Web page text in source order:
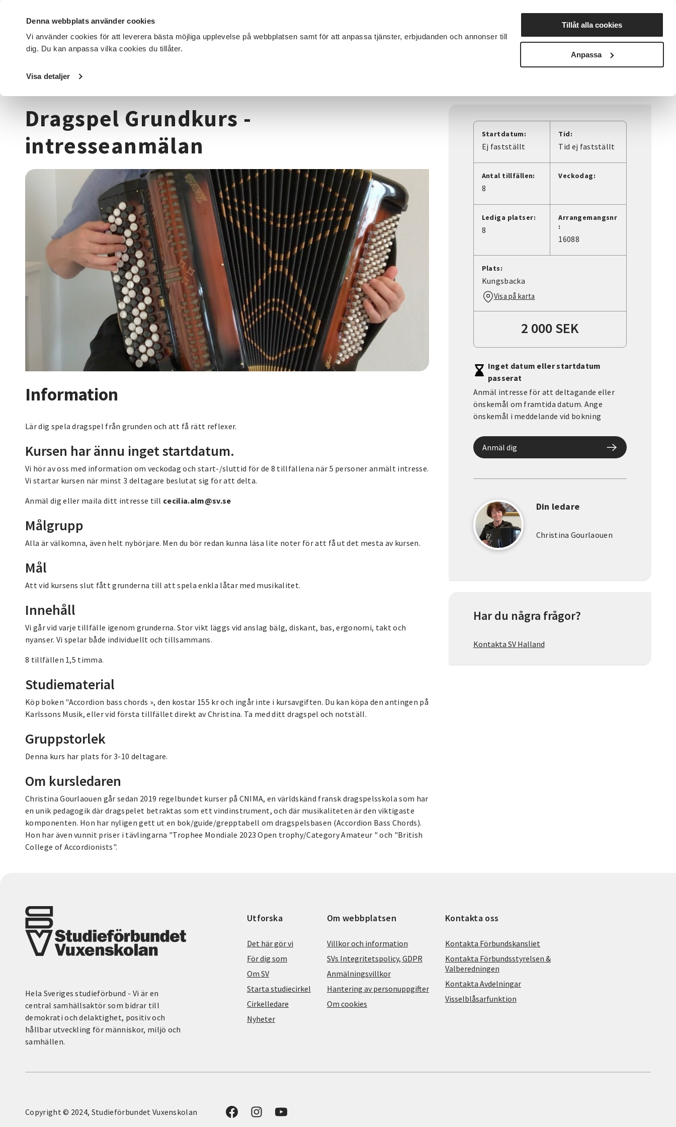
Denna webbplats använder cookies
Vi använder cookies för att leverera bästa möjliga upplevelse på webbplatsen samt för att anpassa tjänster, erbjudanden och annonser till
dig. Du kan anpassa vilka cookies du tillåter.
Visa detaljer
Tillåt alla cookies
Anpassa
DET HÄR GÖR VI FÖR DIG SOM SÖK KURSER OCH EVENEMANG Nyheter Avdelningar
Startsida / Kurser och evenemang
Dragspel Grundkurs -
intresseanmälan
Information
Lär dig spela dragspel från grunden och att få rätt reflexer.
Kursen har ännu inget startdatum.
Vi hör av oss med information om veckodag och start-/sluttid för de 8 tillfällena när 5 personer anmält intresse.
Vi startar kursen när minst 3 deltagare beslutat sig för att delta.
Anmäl dig eller maila ditt intresse till cecilia.alm@sv.se
Målgrupp
Alla är välkomna, även helt nybörjare. Men du bör redan kunna läsa lite noter för att få ut det mesta av kursen.
Mål
Att vid kursens slut fått grunderna till att spela enkla låtar med musikalitet.
Innehåll
Vi går vid varje tillfälle igenom grunderna. Stor vikt läggs vid anslag bälg, diskant, bas, ergonomi, takt och
nyanser. Vi spelar både individuellt och tillsammans.
8 tillfällen 1,5 timma.
Studiematerial
Köp boken "Accordion bass chords », den kostar 155 kr och ingår inte i kursavgiften. Du kan köpa den antingen på
Karlssons Musik, eller vid första tillfället direkt av Christina. Ta med ditt dragspel och notställ.
Gruppstorlek
Denna kurs har plats för 3-10 deltagare.
Om kursledaren
Christina Gourlaouen går sedan 2019 regelbundet kurser på CNIMA, en världskänd fransk dragspelsskola som har
en unik pedagogik där dragspelet betraktas som ett vindinstrument, och där musikaliteten är den viktigaste
komponenten. Hon har nyligen gett ut en bok/guide/grepptabell om dragspelsbasen (Accordion Bass Chords).
Hon har även vunnit priser i tävlingarna "Trophee Mondiale 2023 Open trophy/Category Amateur " och "British
College of Accordionists".
Startdatum:
Ej fastställt
Tid:
Tid ej fastställt
Antal tillfällen:
8
Veckodag:
Lediga platser:
8
Arrangemangsnr
:
16088
Plats:
Kungsbacka
Visa på karta
2 000 SEK
Inget datum eller startdatum
passerat
Anmäl intresse för att deltagande eller
önskemål om framtida datum. Ange
önskemål i meddelande vid bokning
Anmäl dig
Din ledare
Christina Gourlaouen
Har du några frågor?
Kontakta SV Halland
Hela Sveriges studieförbund - Vi är en
central samhällsaktör som bidrar till
demokrati och delaktighet, positiv och
hållbar utveckling för människor, miljö och
samhällen.
Utforska
Det här gör vi
För dig som
Om SV
Starta studiecirkel
Cirkelledare
Nyheter
Om webbplatsen
Villkor och information
SVs Integritetspolicy, GDPR
Anmälningsvillkor
Hantering av personuppgifter
Om cookies
Kontakta oss
Kontakta Förbundskansliet
Kontakta Förbundsstyrelsen &
Valberedningen
Kontakta Avdelningar
Visselblåsarfunktion
Copyright © 2024, Studieförbundet Vuxenskolan